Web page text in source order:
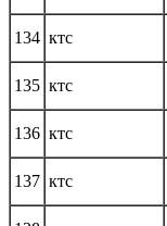
134 ктс
135 ктс
136 ктс
137 ктс